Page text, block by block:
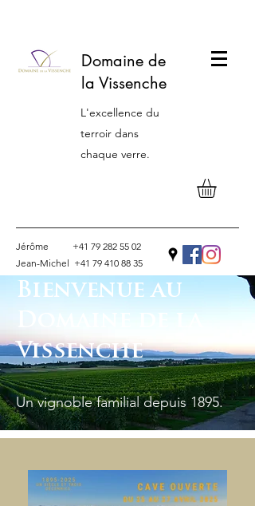
Domaine de
la Vissenche
L'excellence du
terroir dans
chaque verre.
Jérôme +41 79 282 55 02
Jean-Michel +41 79 410 88 35
Contact
Bienvenue au
Vissenche
Un vignoble familial depuis 1895.